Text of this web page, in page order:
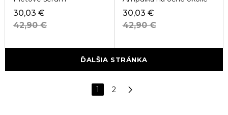
30,03 €
42,90 €
30,03 €
42,90 €
ĎALŠIA STRÁNKA
1 2